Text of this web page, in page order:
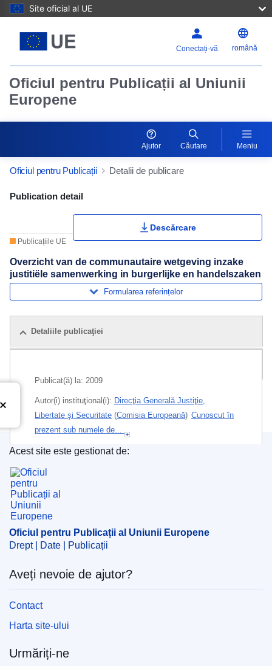
Site oficial al UE
Conectați-vă română
Oficiul pentru Publicații al Uniunii
Europene
Ajutor Căutare Meniu
Oficiul pentru Publicații Detalii de publicare
Publication Detail Actions Portlet
Publication detail
Publicațiile UE
Descărcare
Overzicht van de communautaire wetgeving inzake
justitiële samenwerking in burgerlijke en handelszaken
Formularea referințelor
Detaliile publicaţiei
Publicat(ă) la: 2009
Autor(i) instituţional(i): Direcţia Generală Justiţie,
Libertate şi Securitate (Comisia Europeană) Cunoscut în
prezent sub numele de...
Teme:Justiție și afaceri interne
Subiecte:
cooperare judiciară în materie civilă (UE)
PDF
format web (PDF) și în format de calitate
puteți imprima propria copie a publicațiilor UE,
Oficiul pentru Publicații al Uniunii Europene
Acest site este gestionat de:
Oficiul pentru Publicații al Uniunii Europene
Drept | Date | Publicații
Aveți nevoie de ajutor?
Contact
Harta site-ului
Urmăriți-ne